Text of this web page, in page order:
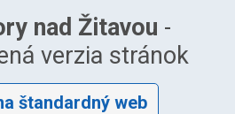
nad Žitavou -
verzia stránok
štandardný web